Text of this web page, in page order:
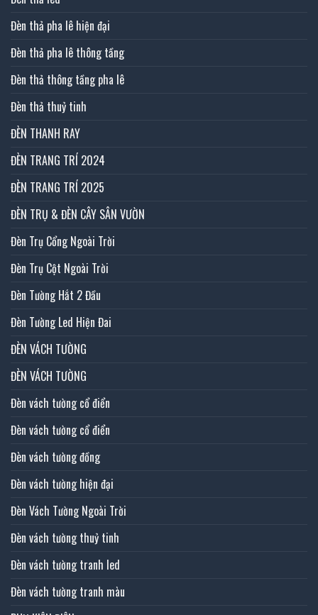
Đèn thả pha lê hiện đại
Đèn thả pha lê thông tầng
Đèn thả thông tầng pha lê
Đèn thả thuỷ tinh
ĐÈN THANH RAY
ĐÈN TRANG TRÍ 2024
ĐÈN TRANG TRÍ 2025
ĐÈN TRỤ & ĐÈN CÂY SÂN VƯỜN
Đèn Trụ Cổng Ngoài Trời
Đèn Trụ Cột Ngoài Trời
Đèn Tường Hắt 2 Đầu
Đèn Tường Led Hiện Đai
ĐÈN VÁCH TƯỜNG
ĐÈN VÁCH TƯỜNG
Đèn vách tường cổ điển
Đèn vách tường cổ điển
Đèn vách tường đồng
Đèn vách tường hiện đại
Đèn Vách Tường Ngoài Trời
Đèn vách tường thuỷ tinh
Đèn vách tường tranh led
Đèn vách tường tranh màu